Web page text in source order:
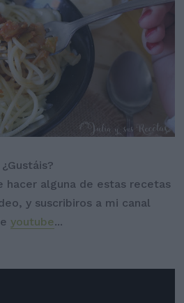
¿Gustáis?
hacer alguna de estas recetas
y suscribiros a mi canal
youtube...